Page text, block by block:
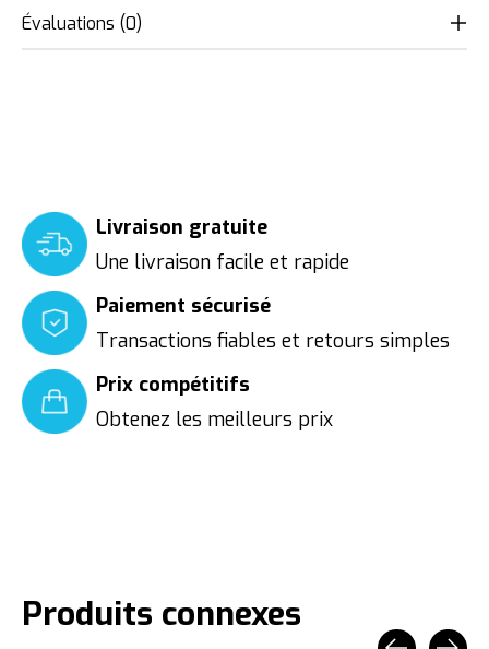
Évaluations (0)
Livraison gratuite
Une livraison facile et rapide
Paiement sécurisé
Transactions fiables et retours simples
Prix compétitifs
Obtenez les meilleurs prix
Produits connexes